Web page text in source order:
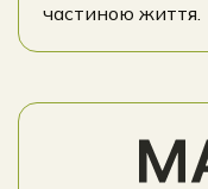
частиною життя.